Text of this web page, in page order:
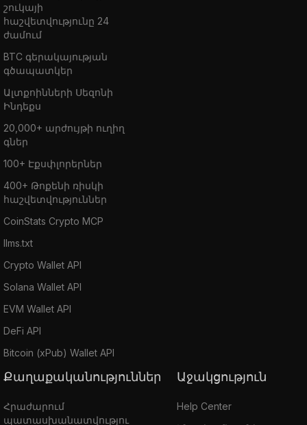
շուկայի
հաշվետվությունը 24
ժամում
BTC գերակայության
գծապատկեր
Ալտքոինների Սեզոնի
Ինդեքս
20,000+ արժույթի ուղիղ
գներ
100+ Էքսփլորերներ
400+ Թոքենի ռիսկի
հաշվետվություններ
CoinStats Crypto MCP
llms.txt
Crypto Wallet API
Solana Wallet API
EVM Wallet API
DeFi API
Bitcoin (xPub) Wallet API
Քաղաքականություններ
Հրաժարում
պատասխանատվությու
Աջակցություն
Help Center